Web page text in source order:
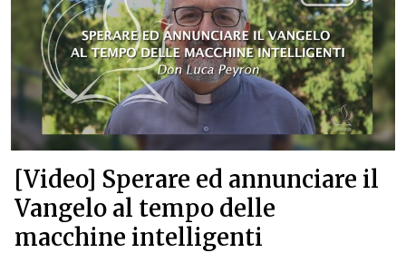
[Video] Sperare ed annunciare il
Vangelo al tempo delle
macchine intelligenti